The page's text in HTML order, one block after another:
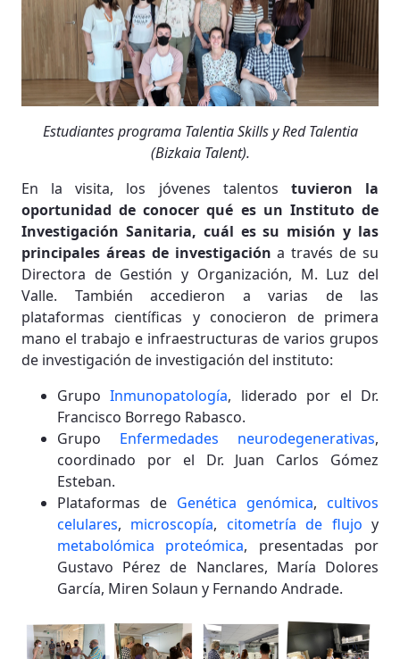
Estudiantes programa Talentia Skills y Red Talentia
(Bizkaia Talent).
En la visita, los jóvenes talentos tuvieron la
oportunidad de conocer qué es un Instituto de
Investigación Sanitaria, cuál es su misión y las
principales áreas de investigación a través de su
Directora de Gestión y Organización, M. Luz del
Valle. También accedieron a varias de las
plataformas científicas y conocieron de primera
mano el trabajo e infraestructuras de varios grupos
de investigación de investigación del instituto:
GrupoInmunopatología, liderado por el Dr.
Francisco Borrego Rabasco.
Grupo Enfermedades neurodegenerativas,
coordinado por el Dr. Juan Carlos Gómez
Esteban.
Plataformas de Genética genómica, cultivos
celulares, microscopía, citometría de flujo y
metabolómica proteómica, presentadas por
Gustavo Pérez de Nanclares, María Dolores
García, Miren Solaun y Fernando Andrade.